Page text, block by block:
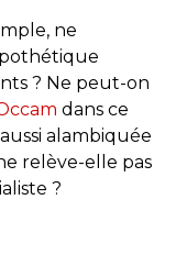
ne
? Ne peut-on
dans ce
alambiquée
relève-elle pas
?